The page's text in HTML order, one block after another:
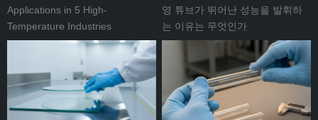
Applications in 5 High-
Temperature Industries
영 튜브가 뛰어난 성능을 발휘하
는 이유는 무엇인가